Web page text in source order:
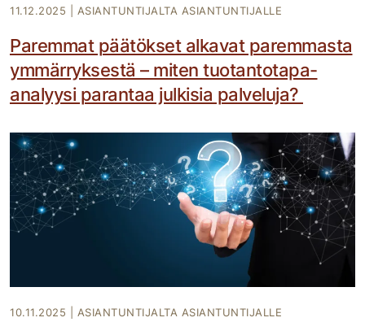
11.12.2025 ASIANTUNTIJALTA ASIANTUNTIJALLE
Paremmat päätökset alkavat paremmasta
ymmärryksestä – miten tuotantotapa-
analyysi parantaa julkisia palveluja?
10.11.2025 ASIANTUNTIJALTA ASIANTUNTIJALLE